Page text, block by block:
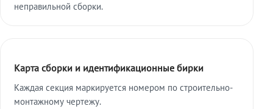
неправильной сборки.
Карта сборки и идентификационные бирки
Каждая секция маркируется номером по строительно-
монтажному чертежу.